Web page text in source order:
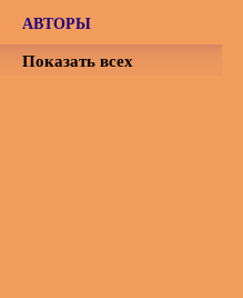
АВТОРЫ
Показать всех